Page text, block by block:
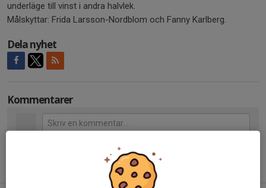
underläge till vinst i andra halvlek.
Målskyttar: Frida Larsson-Nordblom och Fanny Karlberg.
Dela nyhet
Kommentarer